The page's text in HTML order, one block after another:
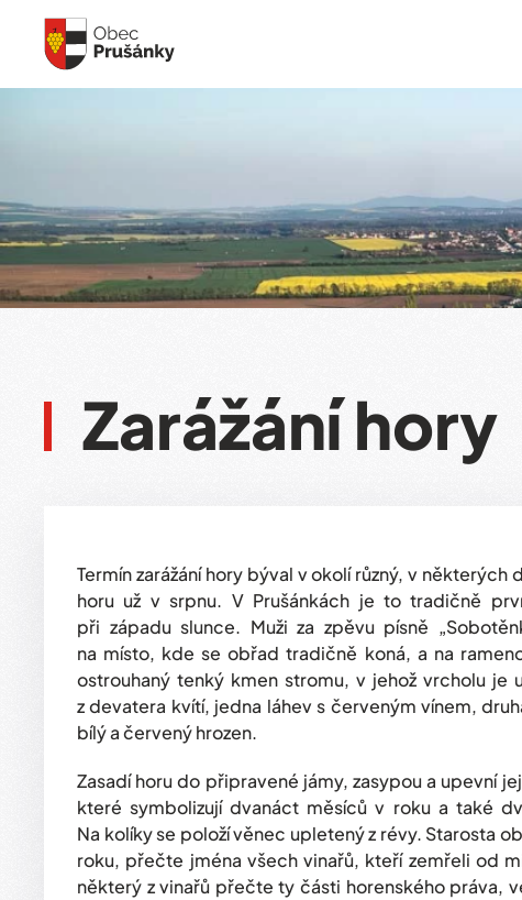
Skip to main content
Zarážání hory
Termín zarážání hory býval v okolí různý, v některých
horu už v srpnu. V Prušánkách je to tradičně
při západu slunce. Muži za zpěvu písně
na místo, kde se obřad tradičně koná, a na
ostrouhaný tenký kmen stromu, v jehož vrcholu je
z devatera kvítí, jedna láhev s červeným vínem,
bílý a červený hrozen.
Zasadí horu do připravené jámy, zasypou a upevní
které symbolizují dvanáct měsíců v roku a také
Na kolíky se položí věnec upletený z révy. Starosta
roku, přečte jména všech vinařů, kteří zemřeli od
některý z vinařů přečte ty části horenského práva,